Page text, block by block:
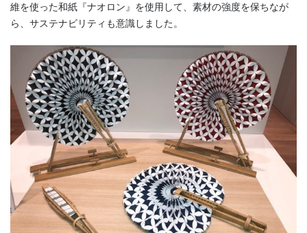
維を使った和紙『ナオロン』を使用して、素材の強度を保ちなが
ら、サステナビリティも意識しました。